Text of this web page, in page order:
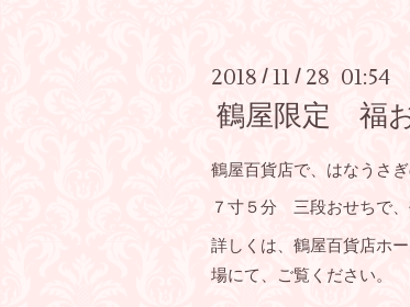
2018 / 11 / 28 01:54
鶴屋限定 福
鶴屋百貨店で、はなうさ
７寸５分 三段おせちで、
詳しくは、鶴屋百貨店ホ
場にて、ご覧ください。